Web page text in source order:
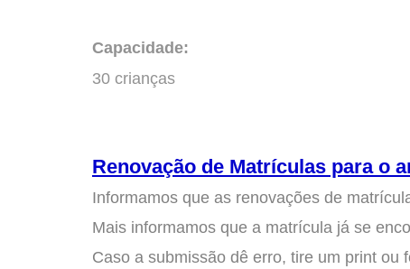
Capacidade:
30 crianças
Renovação de Matrículas para o
Informamos que as renovações de
Mais informamos que a matrícula já se
Caso a submissão dê erro, tire um print ou